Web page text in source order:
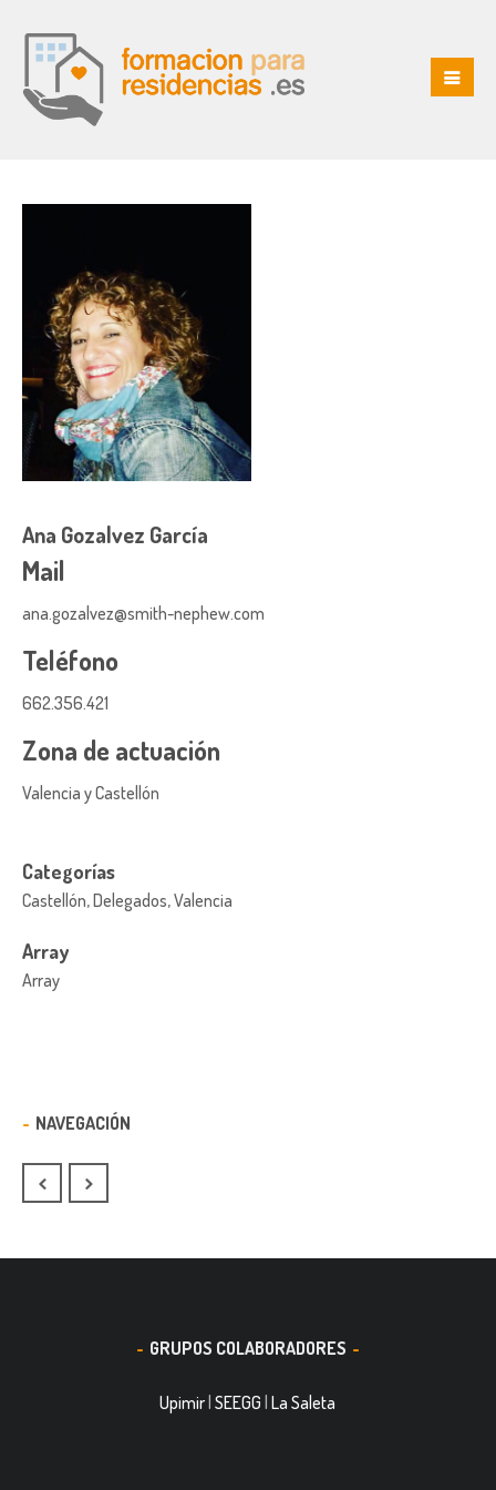
Ana Gozalvez García
Mail
ana.gozalvez@smith-nephew.com
Teléfono
662.356.421
Zona de actuación
Valencia y Castellón
Categorías
Castellón, Delegados, Valencia
Array
Array
NAVEGACIÓN
GRUPOS COLABORADORES
Upimir|SEEGG |La Saleta